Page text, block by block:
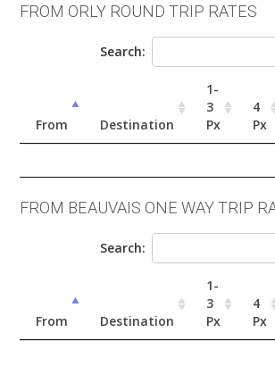
FROM ORLY ROUND TRIP RATES
Search:
From Destination
1-
3
Px
4
Px
FROM BEAUVAIS ONE WAY TRIP
Search:
From Destination
1-
3
Px
4
Px